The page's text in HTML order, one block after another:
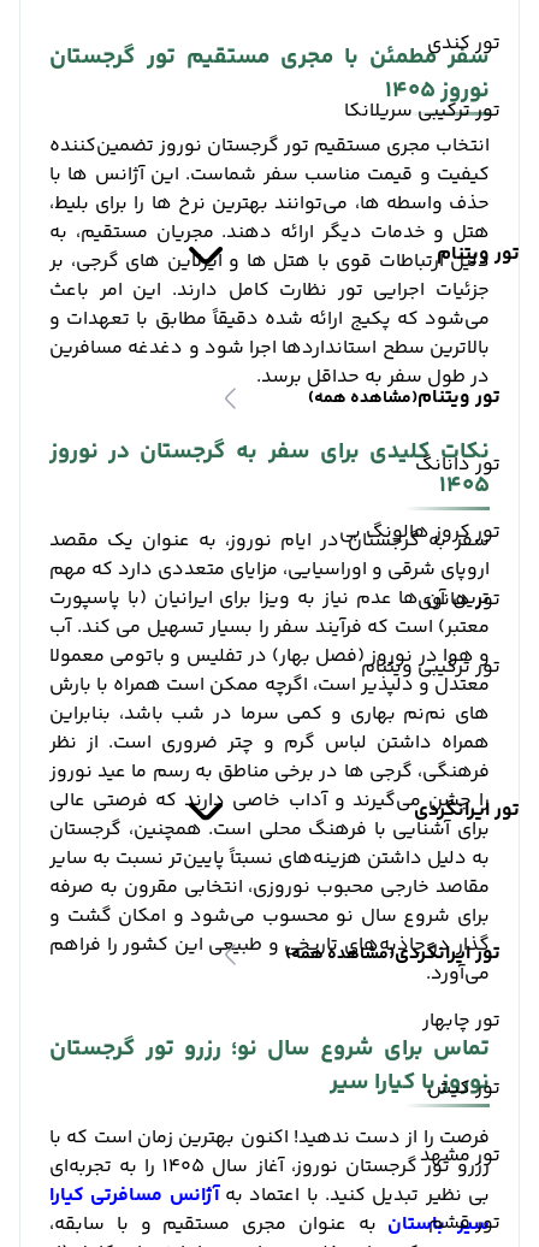
تور کندی
تور ترکیبی سریلانکا
تور ویتنام
تور ویتنام(مشاهده همه)
تور دانانگ
تور کروز هالونگ بی
تور هانوی
تور ترکیبی ویتنام
تور ایرانگردی
تور ایرانگردی(مشاهده همه)
تور چابهار
تور کیش
تور مشهد
تور قشم
سفر مطمئن با مجری مستقیم تور گرجستان
نوروز 1405
انتخاب مجری مستقیم تور گرجستان نوروز تضمین‌کننده
کیفیت و قیمت مناسب سفر شماست. این آژانس ‌ها با
حذف واسطه ‌ها، می‌توانند بهترین نرخ ‌ها را برای بلیط،
هتل و خدمات دیگر ارائه دهند. مجریان مستقیم، به
دلیل ارتباطات قوی با هتل‌ ها و ایرلاین ‌های گرجی، بر
جزئیات اجرایی تور نظارت کامل دارند. این امر باعث
می‌شود که پکیج ارائه شده دقیقاً مطابق با تعهدات و
بالاترین سطح استانداردها اجرا شود و دغدغه مسافرین
در طول سفر به حداقل برسد.
نکات کلیدی برای سفر به گرجستان در نوروز
1405
سفر به گرجستان در ایام نوروز، به عنوان یک مقصد
اروپای شرقی و اوراسیایی، مزایای متعددی دارد که مهم‌
ترین آن‌ ها عدم نیاز به ویزا برای ایرانیان (با پاسپورت
معتبر) است که فرآیند سفر را بسیار تسهیل می‌ کند. آب
و هوا در نوروز (فصل بهار) در تفلیس و باتومی معمولا
معتدل و دلپذیر است، اگرچه ممکن است همراه با بارش‌
های نم‌نم بهاری و کمی سرما در شب باشد، بنابراین
همراه داشتن لباس گرم و چتر ضروری است. از نظر
فرهنگی، گرجی ‌ها در برخی مناطق به رسم ما عید نوروز
را جشن می‌گیرند و آداب خاصی دارند که فرصتی عالی
برای آشنایی با فرهنگ محلی است. همچنین، گرجستان
به دلیل داشتن هزینه‌های نسبتاً پایین‌تر نسبت به سایر
مقاصد خارجی محبوب نوروزی، انتخابی مقرون ‌به‌ صرفه
برای شروع سال نو محسوب می‌شود و امکان گشت و
گذار در جاذبه‌های تاریخی و طبیعی این کشور را فراهم
می‌آورد.
تماس برای شروع سال نو؛ رزرو تور گرجستان
نوروز با کیارا سیر
فرصت را از دست ندهید! اکنون بهترین زمان است که با
رزرو تور گرجستان نوروز، آغاز سال ۱۴۰۵ را به تجربه‌ای
بی‌ نظیر تبدیل کنید. با اعتماد بهآژانس مسافرتی کیارا
سیر باستان به عنوان مجری مستقیم و با سابقه،